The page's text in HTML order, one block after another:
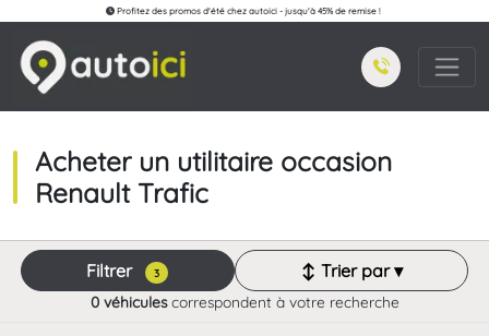
Profitez des promos d'été chez autoici - jusqu'à 45% de remise !
Acheter un utilitaire occasion
Renault Trafic
Filtrer 3 ↕ Trier par ▾
0 véhiculescorrespondent à votre recherche